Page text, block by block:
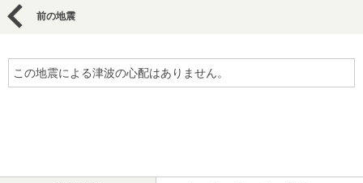
前の地震
この地震による津波の心配はありません。